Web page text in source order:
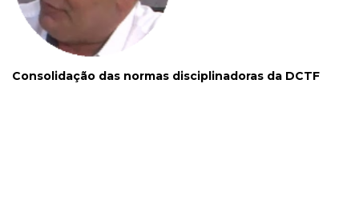
Consolidação das normas disciplinadoras da DCTF